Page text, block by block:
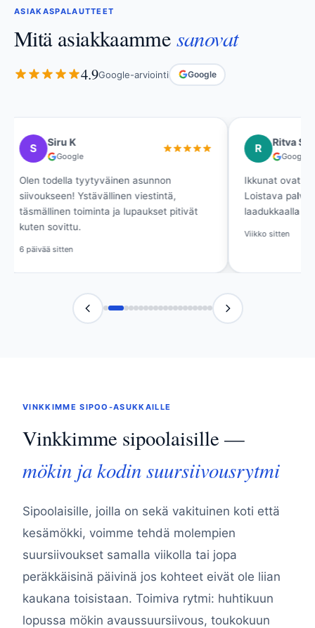
ASIAKASPALAUTTEET
Mitä asiakkaammesanovat
4.9Google-arviointi Google
S Siru K
Google
Olen todella tyytyväinen asunnon
siivoukseen! Ystävällinen viestintä,
täsmällinen toiminta ja lupaukset pitivät
kuten sovittu.
6 päivää sitten
R Ritva
Google
Ikkunat ovat
Loistava
laadukkaalla
Viikko sitten
VINKKIMME SIPOO-ASUKKAILLE
Vinkkimme sipoolaisille —
mökin ja kodin suursiivousrytmi
Sipoolaisille, joilla on sekä vakituinen koti että
kesämökki, voimme tehdä molempien
suursiivoukset samalla viikolla tai jopa
peräkkäisinä päivinä jos kohteet eivät ole liian
kaukana toisistaan. Toimiva rytmi: huhtikuun
lopussa mökin avaussuursiivous, toukokuun